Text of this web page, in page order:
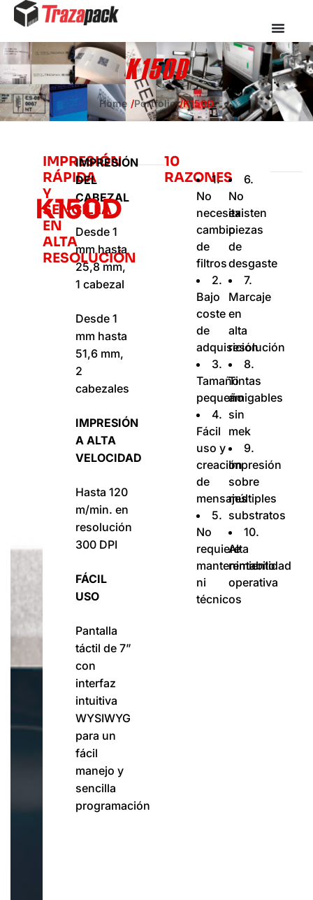
K150D
Home Portfolio K150D
K150D
IMPRESIÓN
RÁPIDA
Y
SENCILLA
EN
ALTA
RESOLUCIÓN
IMPRESIÓN
DEL
CABEZAL
Desde 1
mm hasta
25,8 mm,
1 cabezal
Desde 1
mm hasta
51,6 mm,
2
cabezales
IMPRESIÓN
A ALTA
VELOCIDAD
Hasta 120
m/min. en
resolución
300 DPI
FÁCIL
USO
Pantalla
táctil de 7”
con
interfaz
intuitiva
WYSIWYG
para un
fácil
manejo y
sencilla
programación
10
RAZONES
1.
No
necesita
cambio
de
filtros
2.
Bajo
coste
de
adquisición
3.
Tamaño
pequeño
4.
Fácil
uso y
creación
de
mensajes
5.
No
requiere
mantenimiento
ni
técnicos
6.
No
existen
piezas
de
desgaste
7.
Marcaje
en
alta
resolución
8.
Tintas
amigables
sin
mek
9.
Impresión
sobre
múltiples
substratos
10.
Alta
rentabilidad
operativa